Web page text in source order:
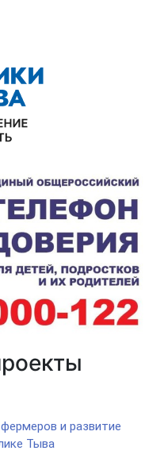
и развитие
Тыва